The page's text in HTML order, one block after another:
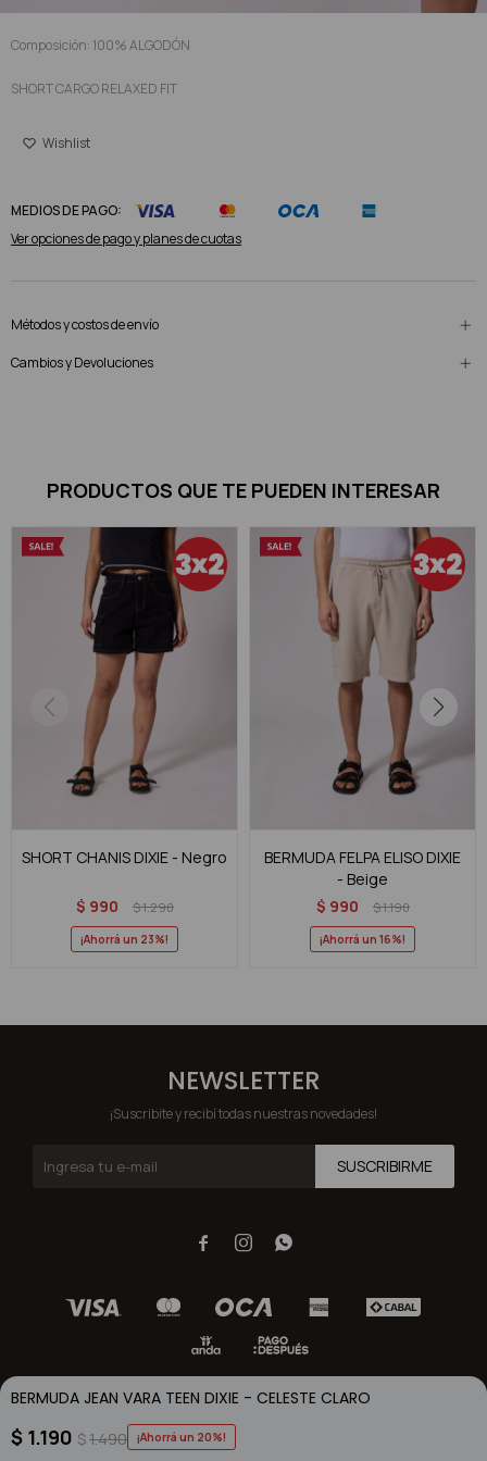
Composición: 100% ALGODÓN
SHORT CARGO RELAXED FIT
BERMUDA JEAN VARA TEEN DIXIE - CELESTE CLARO
$ 1.190 $1.490 20
MEDIOS DE PAGO:
Ver opciones de pago y planes de cuotas
Métodos y costos de envío
Cambios y Devoluciones
PRODUCTOS QUE TE PUEDEN INTERESAR
SHORT CHANIS DIXIE - Negro
$ 990 $1.290
23
BERMUDA FELPA ELISO DIXIE
- Beige
$ 990 $1.190
16
NEWSLETTER
¡Suscribite y recibí todas nuestras novedades!
SUSCRIBIRME
  
© Copyright 2026 / Dixie / FORTER S.A Rut 213720560017